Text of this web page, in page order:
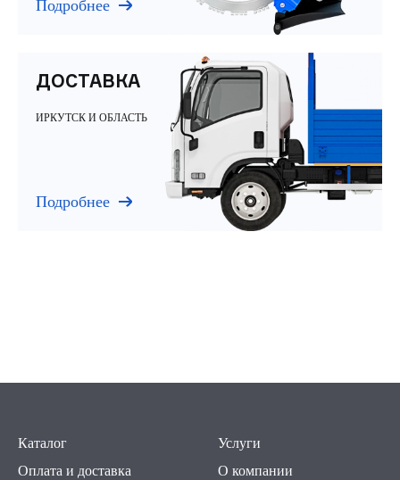
Подробнее
ДОСТАВКА
ИРКУТСК И ОБЛАСТЬ
Подробнее
Каталог
Услуги
Оплата и доставка
О компании